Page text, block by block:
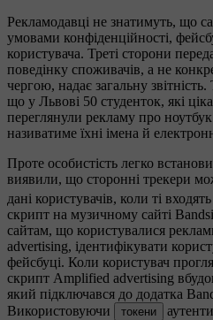
Рекламодавці не знатимуть, що
умовами конфіденційності,
користувача. Треті сторони
поведінку споживачів, а не
чергою, надає загальну
що у Львові 50 студенток, які
переглянули рекламу про
називатиме їхні імена й
Проте особистість легко
виявили, що сторонні трекери
дані користувачів, коли ті
скрипт на музичному сайті
сайтам, що користувалися
advertising, ідентифікувати
фейсбуці. Коли користувач
скрипт Amplified advertising
який підключався до додатка
Використовуючи
токени